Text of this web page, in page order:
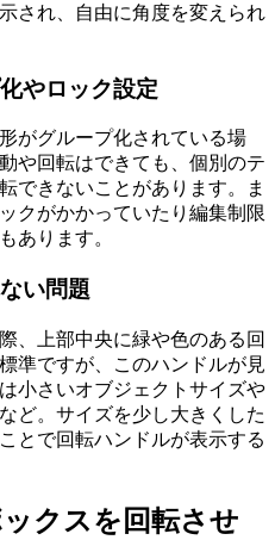
され、自由に角度を変えられ
やロック設定
がグループ化されている場
や回転はできても、個別のテ
できないことがあります。ま
クがかかっていたり編集制限
あります。
い問題
、上部中央に緑や色のある回
準ですが、このハンドルが見
小さいオブジェクトサイズや
ど。サイズを少し大きくした
とで回転ハンドルが表示する
クスを回転させ